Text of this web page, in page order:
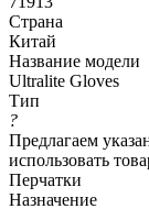
Страна
Китай
Название модели
Ultralite Gloves
Тип
?
Предлагаем
использовать
Перчатки
Назначение